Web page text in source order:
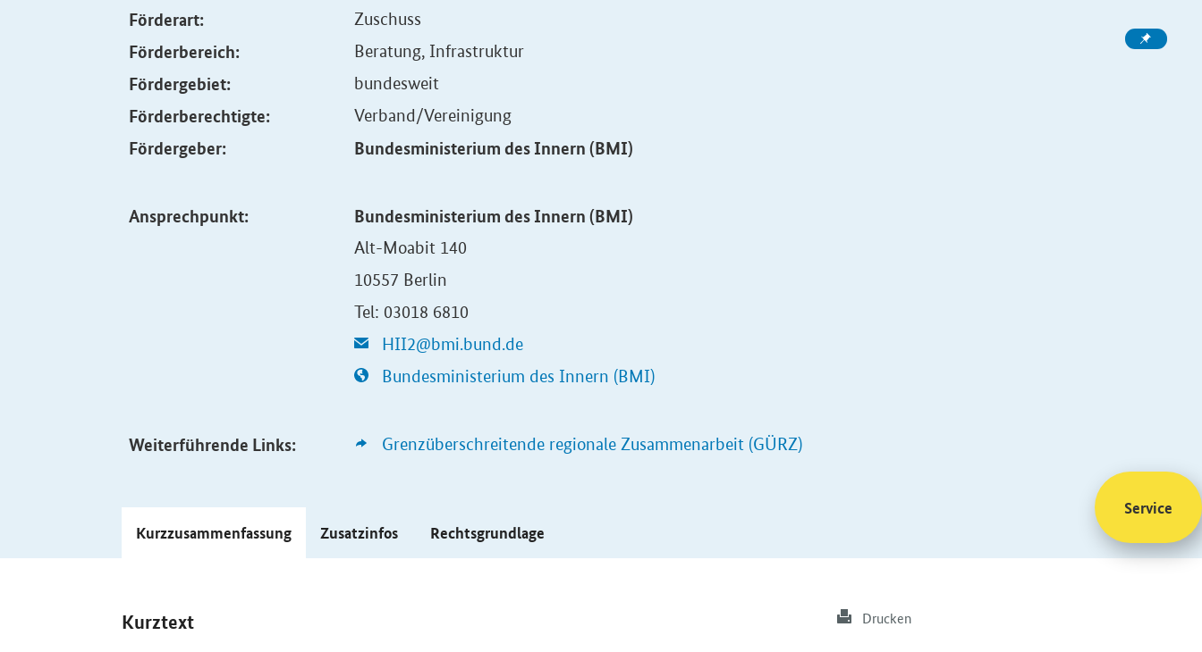
Förderart: Zuschuss
Förderbereich: Beratung, Infrastruktur
Fördergebiet: bundesweit
Förderberechtigte: Verband/Vereinigung
Fördergeber: Bundesministerium des Innern (BMI)
Ansprechpunkt: Bundesministerium des Innern (BMI)
Alt-Moabit 140
10557 Berlin
Tel: 03018 6810
HII2@bmi.bund.de
Bundesministerium des Innern (BMI)
Weiterführende Links: Grenzüberschreitende regionale Zusammenarbeit (GÜRZ)
Kurzzusammenfassung Zusatzinfos Rechtsgrundlage
Kurztext Drucken
Service